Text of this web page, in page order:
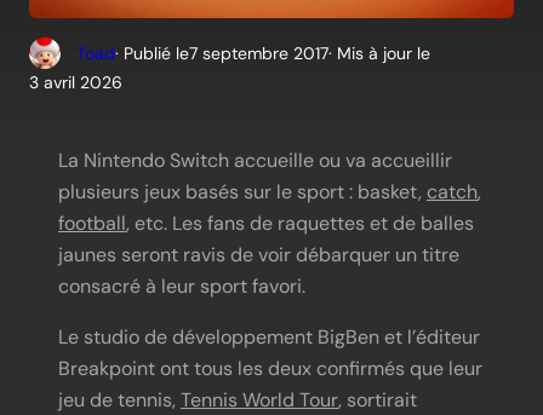
Toad· Publié le7 septembre 2017· Mis à jour le
3 avril 2026
La Nintendo Switch accueille ou va accueillir
plusieurs jeux basés sur le sport : basket, catch,
football, etc. Les fans de raquettes et de balles
jaunes seront ravis de voir débarquer un titre
consacré à leur sport favori.
Le studio de développement BigBen et l’éditeur
Breakpoint ont tous les deux confirmés que leur
jeu de tennis, Tennis World Tour, sortirait